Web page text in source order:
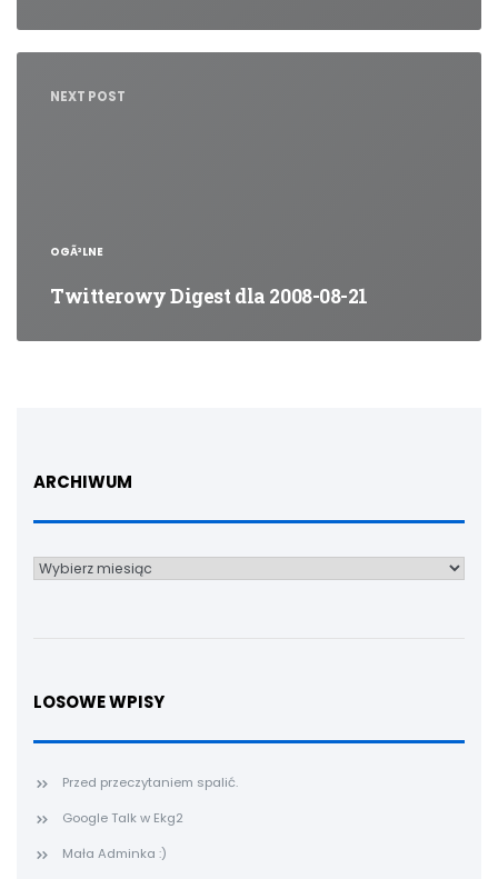
NEXT POST
OGÃ³LNE
Twitterowy Digest dla 2008-08-21
ARCHIWUM
Archiwum
LOSOWE WPISY
Przed przeczytaniem spalić.
Google Talk w Ekg2
Mała Adminka :)